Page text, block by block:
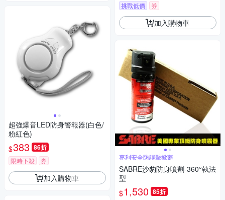
超強爆音LED防身警報器(白色/
粉紅色)
$383 86折
限時下殺 券
加入購物車
挑戰低價 券
加入購物車
專利安全防誤擊掀蓋
SABRE沙豹防身噴劑-360°執法
型
$1,530 85折